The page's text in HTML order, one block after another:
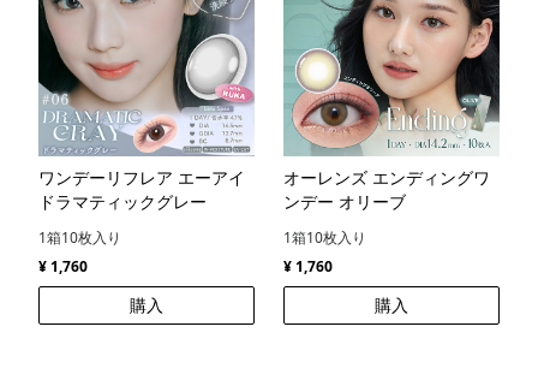
ワンデーリフレア エーアイ
ドラマティックグレー
1箱10枚入り
¥ 1,760
購入
オーレンズ エンディングワ
ンデー オリーブ
1箱10枚入り
¥ 1,760
購入